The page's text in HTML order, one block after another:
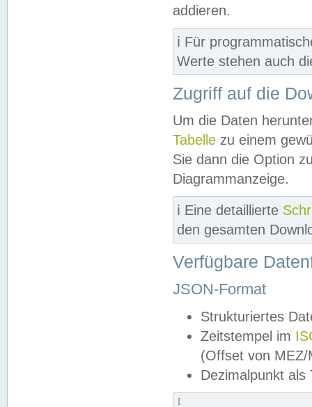
addieren.
ℹ️ Für
Werte stehen auch
Zugriff auf die
Um die Daten
Tabelle zu einem
Sie dann die Option
Diagrammanzeige.
ℹ️ Eine detaillierte
den gesamten
Verfügbare
JSON-Format
Strukturiertes
Zeitstempel im
(Offset von MEZ/
Dezimalpunkt als
[